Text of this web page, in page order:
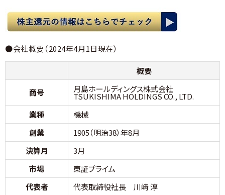
●会社概要（2024年4月1日現在）
概要
商号 月島ホールディングス株式会社
TSUKISHIMA HOLDINGS CO., LTD.
業種
機械
創業
1905（明治38）年8月
決算月
3月
市場
東証プライム
代表者
代表取締役社長 川﨑 淳